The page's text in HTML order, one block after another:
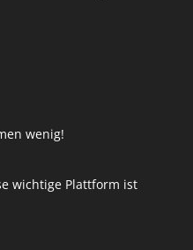
wenig!
wichtige Plattform ist